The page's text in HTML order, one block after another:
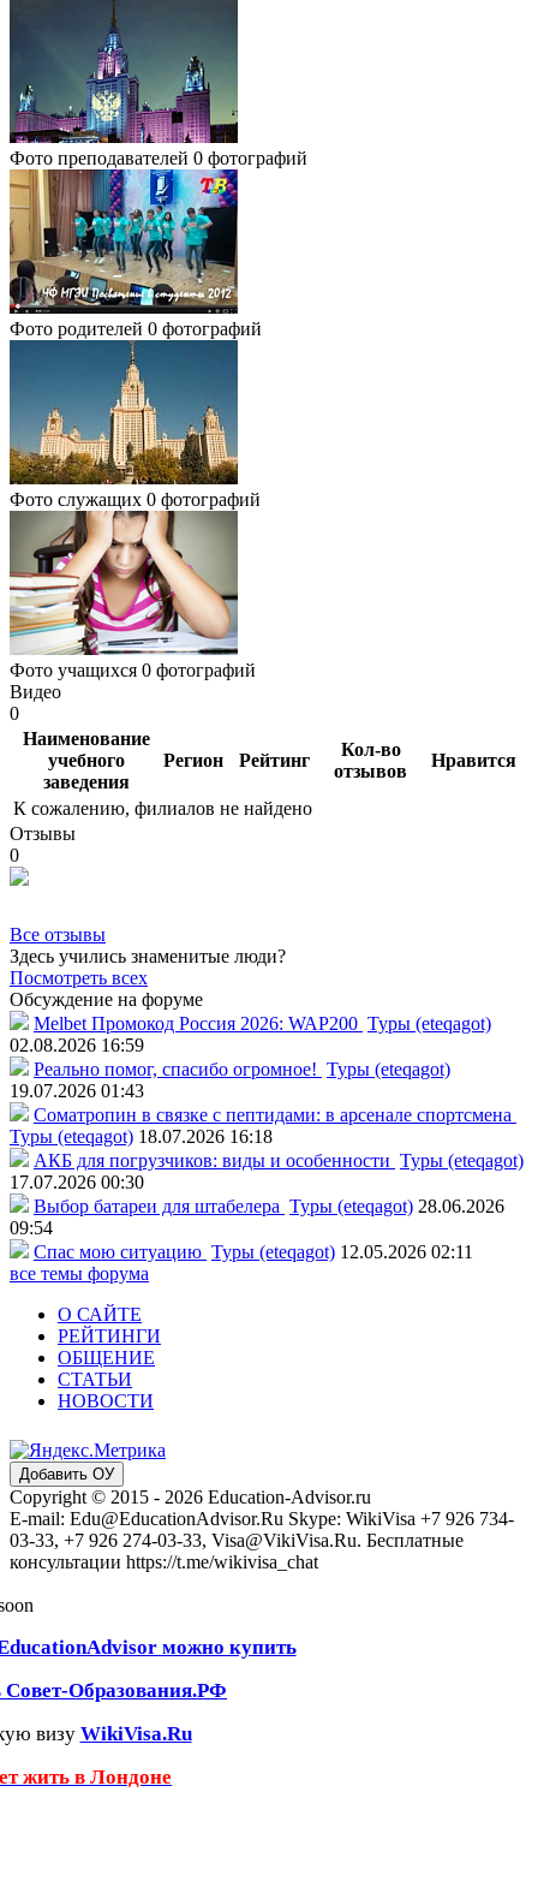
Фото преподавателей 0 фотографий
Фото родителей 0 фотографий
Фото служащих 0 фотографий
Фото учащихся 0 фотографий
Видео
0
Наименование
учебного
заведения
Регион Рейтинг
Кол-во
отзывов
Нравится
К сожалению, филиалов не найдено
Отзывы
0
Все отзывы
Здесь учились знаменитые люди?
Посмотреть всех
Обсуждение на форуме
Melbet Промокод Россия 2026: WAP200 Туры (eteqagot)
02.08.2026 16:59
Реально помог, спасибо огромное! Туры (eteqagot)
19.07.2026 01:43
Соматропин в связке с пептидами: в арсенале спортсмена
Туры (eteqagot) 18.07.2026 16:18
АКБ для погрузчиков: виды и особенности Туры (eteqagot)
17.07.2026 00:30
Выбор батареи для штабелера Туры (eteqagot) 28.06.2026
09:54
Спас мою ситуацию Туры (eteqagot) 12.05.2026 02:11
все темы форума
О САЙТЕ
РЕЙТИНГИ
ОБЩЕНИЕ
СТАТЬИ
НОВОСТИ
Добавить ОУ
Copyright © 2015 - 2026 Education-Advisor.ru
E-mail: Edu@EducationAdvisor.Ru Skype: WikiVisa +7 926 734-
03-33, +7 926 274-03-33, Visa@VikiVisa.Ru. Бесплатные
консультации https://t.me/wikivisa_chat
можно купить
Совет-Образования.РФ
визу WikiVisa.Ru
жить в Лондоне